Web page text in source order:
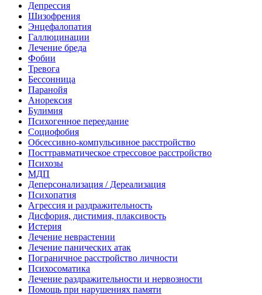
Депрессия
Шизофрения
Энцефалопатия
Галлюцинации
Лечение бреда
Фобии
Тревога
Бессонница
Паранойя
Анорексия
Булимия
Психогенное переедание
Социофобия
Обсессивно-компульсивное расстройство
Посттравматическое стрессовое расстройство
Психозы
МДП
Деперсонализация / Дереализация
Психопатия
Агрессия и раздражительность
Дисфория, дистимия, плаксивость
Истерия
Лечение неврастении
Лечение панических атак
Пограничное расстройство личности
Психосоматика
Лечение раздражительности и нервозности
Помощь при нарушениях памяти